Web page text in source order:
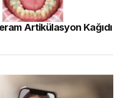
Artikülasyon Kağıdı